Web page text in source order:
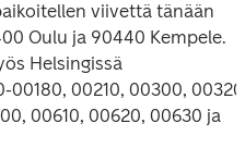
viivettä tänään
Oulu ja 90440 Kempele.
Helsingissä
00210, 00300,
00610, 00620, 00630 ja